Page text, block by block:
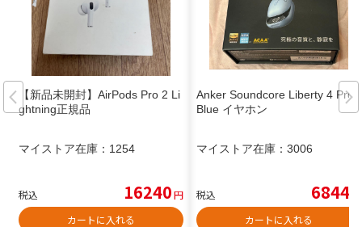
【新品未開封】AirPods Pro 2 Li
ghtning正規品
マイストア在庫： 1254
税込 16240円
カートに入れる
Anker Soundcore Liberty 4 Pro
Blue イヤホン
マイストア在庫： 3006
税込 6844
カートに入れる